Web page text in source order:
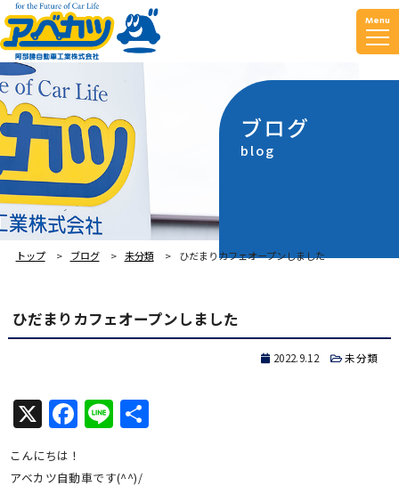
Menu
ブログ
blog
トップ ブログ 未分類 ひだまりカフェオープンしました
ひだまりカフェオープンしました
2022.9.12 未分類
X Facebook
Line共
こんにちは！
アベカツ自動車です(^^)/